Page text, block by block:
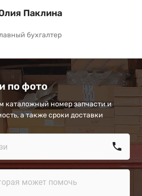
Паклина
бухгалтер
по фото
каталожный номер запчасти и
а также сроки доставки
call